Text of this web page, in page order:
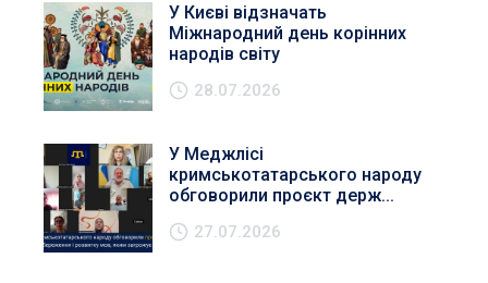
У Києві відзначать
Міжнародний день корінних
народів світу
28.07.2026
У Меджлісі
кримськотатарського народу
обговорили проєкт держ...
27.07.2026